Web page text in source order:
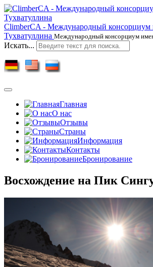
ClimberCA - Международный консорциум
Тухватуллина Международный консорциум
Искать...
Главная
О нас
Отзывы
Страны
Информация
Контакты
Бронирование
Восхождение на Пик